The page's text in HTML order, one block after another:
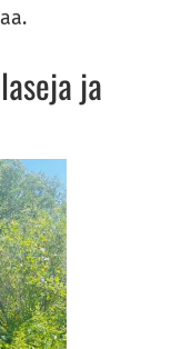
ja